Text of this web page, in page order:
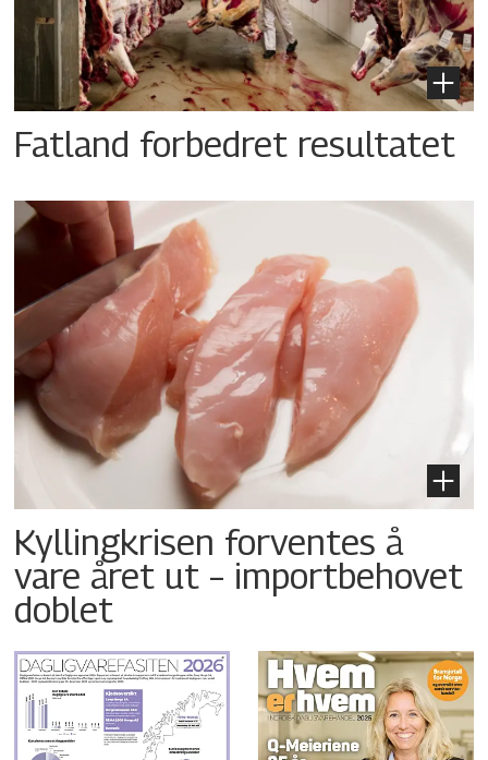
Fatland forbedret resultatet
Kyllingkrisen forventes å
vare året ut – importbehovet
doblet